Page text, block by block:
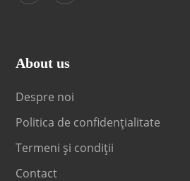
About us
Despre noi
Politica de confidențialitate
Termeni și condiții
Contact